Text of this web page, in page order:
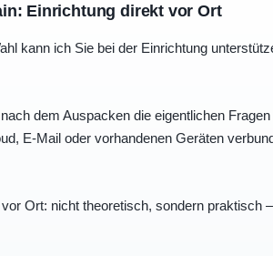
Einrichtung direkt vor Ort
kann ich Sie bei der Einrichtung
dem Auspacken die eigentlichen
E-Mail oder vorhandenen Geräten
Ort: nicht theoretisch, sondern praktisch